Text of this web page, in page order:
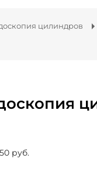
цилиндров
руб.